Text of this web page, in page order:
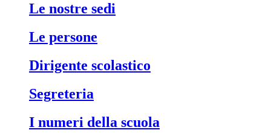
le nostre sedi
le persone
dirigente scolastico
segreteria
i numeri della scuola